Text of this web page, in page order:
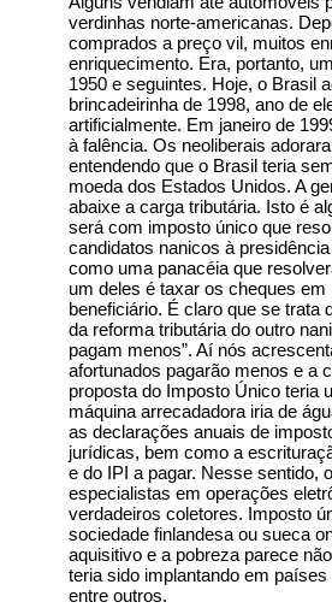
verdinhas norte-americanas.
comprados a preço vil, muitos
enriquecimento. Era, portanto,
1950 e seguintes. Hoje, o Brasil
brincadeirinha de 1998, ano de
artificialmente. Em janeiro de
à falência. Os neoliberais
entendendo que o Brasil teria
moeda dos Estados Unidos. A
abaixe a carga tributária. Isto é
será com imposto único que
candidatos nanicos à
como uma panacéia que
um deles é taxar os cheques
beneficiário. É claro que se trata
da reforma tributária do outro
pagam menos”. Aí nós
afortunados pagarão menos e a
proposta do Imposto Único teria
máquina arrecadadora iria de
as declarações anuais de
jurídicas, bem como a
e do IPI a pagar. Nesse sentido,
especialistas em operações
verdadeiros coletores. Imposto
sociedade finlandesa ou sueca
aquisitivo e a pobreza parece
teria sido implantando em
entre outros.